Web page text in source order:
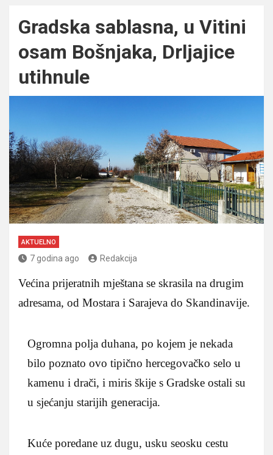
Gradska sablasna, u Vitini
osam Bošnjaka, Drljajice
utihnule
AKTUELNO
7 godina ago Redakcija
Većina prijeratnih mještana se skrasila na drugim
adresama, od Mostara i Sarajeva do Skandinavije.
Ogromna polja duhana, po kojem je nekada
bilo poznato ovo tipično hercegovačko selo u
kamenu i drači, i miris škije s Gradske ostali su
u sjećanju starijih generacija.
Kuće poredane uz dugu, usku seosku cestu